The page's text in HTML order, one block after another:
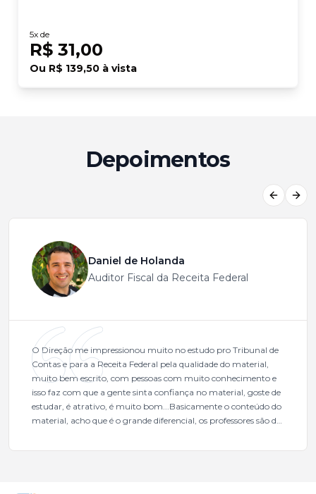
5x de
R$ 31,00
Ou R$ 139,50 à vista
Depoimentos
Daniel de Holanda
Auditor Fiscal da Receita Federal
O Direção me impressionou muito no estudo pro Tribunal de
Contas e para a Receita Federal pela qualidade do material,
muito bem escrito, com pessoas com muito conhecimento e
isso faz com que a gente sinta confiança no material, goste de
estudar, é atrativo, é muito bom...Basicamente o conteúdo do
material, acho que é o grande diferencial, os professores são de
mais excelentes cargos da administração pública.Eu sempre